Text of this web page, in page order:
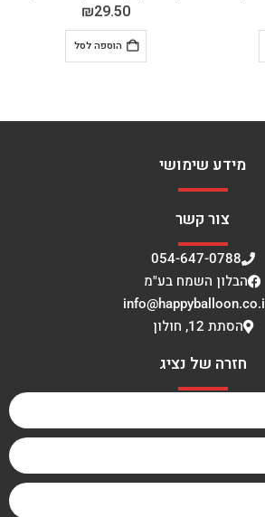
מידע שימושי
צור קשר
054-647-0788
הבלון השמח בע"מ
info@happyballoon.co.il
הסתת 12, חולון
חזרה של נציג